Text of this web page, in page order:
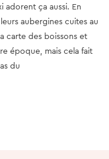
adorent ça aussi. En
aubergines cuites au
carte des boissons et
époque, mais cela fait
du